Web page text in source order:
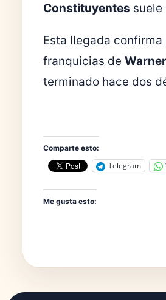
Constituyentes suele
Esta llegada confirma
franquicias de
terminado hace dos
Comparte esto:
Telegram
Me gusta esto: